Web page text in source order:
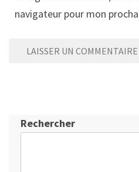
navigateur pour mon
Rechercher